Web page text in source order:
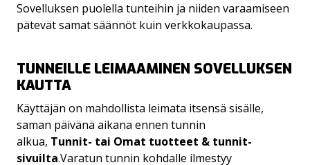
Sovelluksen puolella tunteihin ja niiden varaamiseen
pätevät samat säännöt kuin verkkokaupassa.
TUNNEILLE LEIMAAMINEN SOVELLUKSEN
KAUTTA
Käyttäjän on mahdollista leimata itsensä sisälle,
saman päivänä aikana ennen tunnin
alkua, Tunnit- tai Omat tuotteet & tunnit-
sivuilta.Varatun tunnin kohdalle ilmestyy